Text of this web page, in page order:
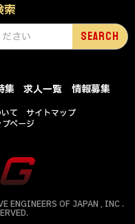
索
集 求人一覧
情報募集
て
サイトマップ
ページ
ENGINEERS OF JAPAN , INC .